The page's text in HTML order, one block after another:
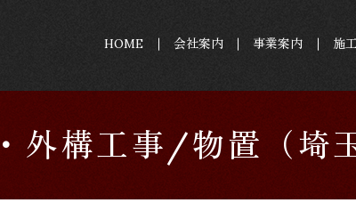
HOME 会社案内 事業案内 施
外構工事/物置（埼